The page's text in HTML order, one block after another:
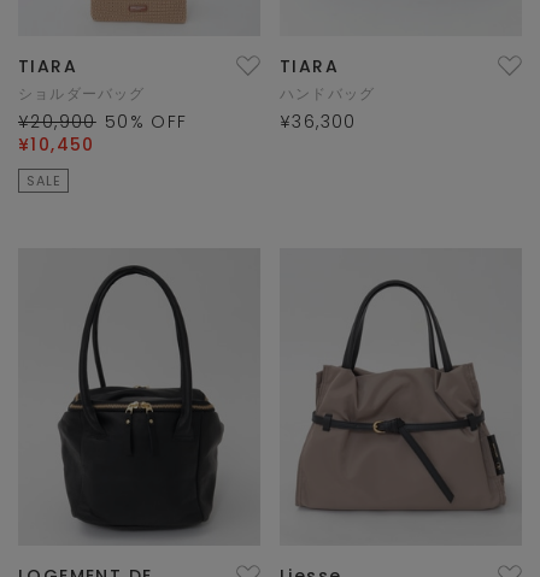
TIARA
ショルダーバッグ
¥20,900 50 % OFF
¥10,450
SALE
TIARA
ハンドバッグ
¥36,300